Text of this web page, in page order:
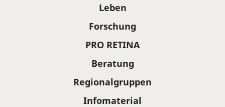
Leben
Forschung
PRO RETINA
Beratung
Regionalgruppen
Infomaterial